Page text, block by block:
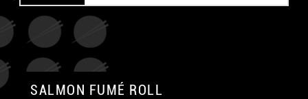
SALMON FUMÉ ROLL